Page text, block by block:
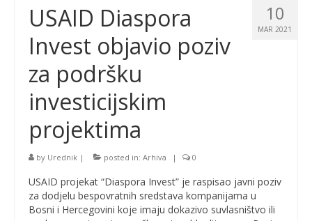
10
MAR 2021
USAID Diaspora
Invest objavio poziv
za podršku
investicijskim
projektima
by Urednik | posted in: Arhiva | 0
USAID projekat “Diaspora Invest” je raspisao javni poziv
za dodjelu bespovratnih sredstava kompanijama u
Bosni i Hercegovini koje imaju dokazivo suvlasništvo ili